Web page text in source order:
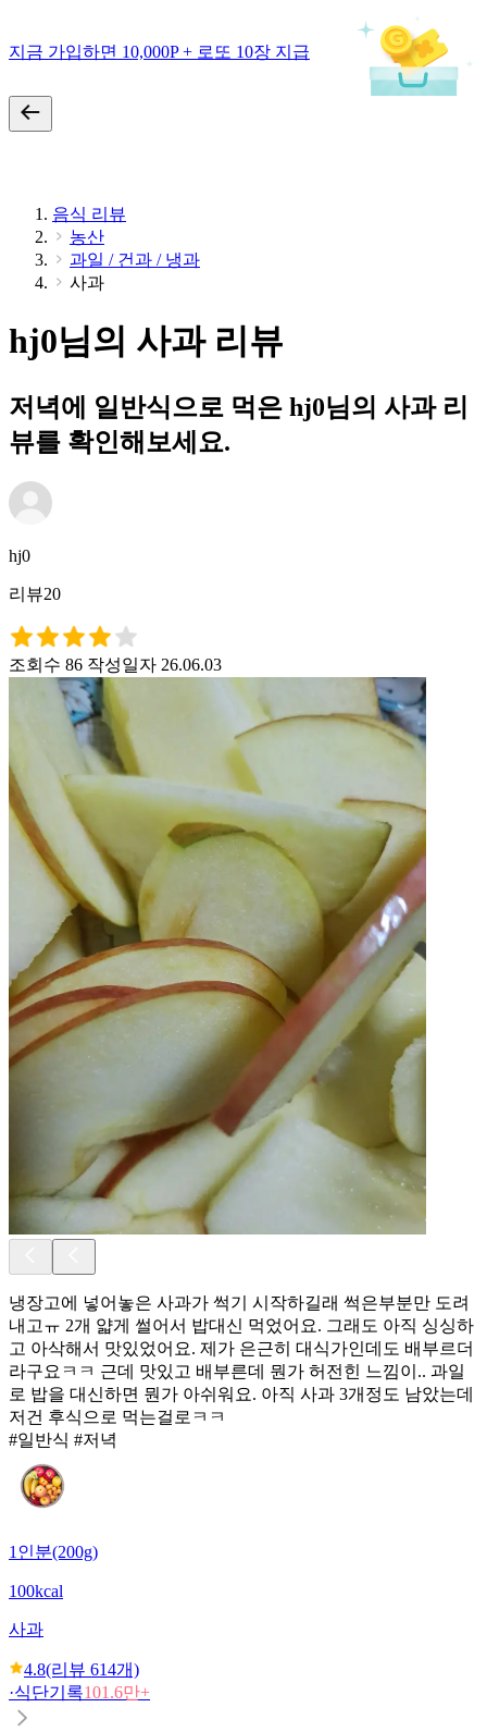
지금 가입하면 10,000P + 로또 10장 지급
음식 리뷰
농산
과일 / 건과 / 냉과
사과
hj0님의 사과 리뷰
저녁에 일반식으로 먹은 hj0님의 사과 리
뷰를 확인해보세요.
hj0
리뷰20
조회수 86 작성일자 26.06.03
냉장고에 넣어놓은 사과가 썩기 시작하길래 썩은부분만 도려
내고ㅠ 2개 얇게 썰어서 밥대신 먹었어요. 그래도 아직 싱싱하
고 아삭해서 맛있었어요. 제가 은근히 대식가인데도 배부르더
라구요ㅋㅋ 근데 맛있고 배부른데 뭔가 허전힌 느낌이.. 과일
로 밥을 대신하면 뭔가 아쉬워요. 아직 사과 3개정도 남았는데
저건 후식으로 먹는걸로ㅋㅋ
#일반식 #저녁
1인분(200g)
100kcal
사과
4.8(리뷰 614개)
·식단기록101.6만+